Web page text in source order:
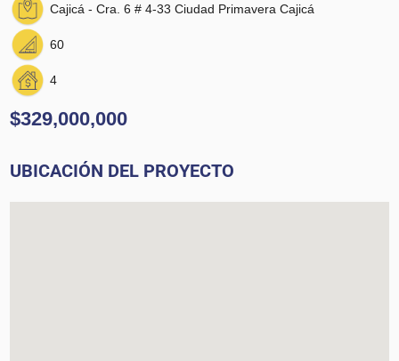
Cajicá - Cra. 6 # 4-33 Ciudad Primavera Cajicá
60
4
$329,000,000
UBICACIÓN DEL PROYECTO